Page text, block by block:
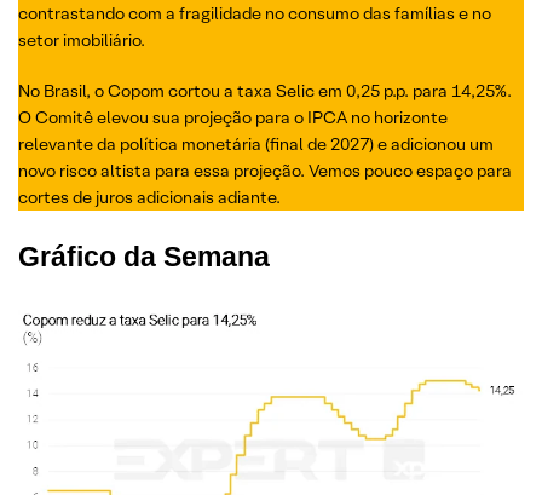
contrastando com a fragilidade no consumo das famílias e no
setor imobiliário.
No Brasil, o Copom cortou a taxa Selic em 0,25 p.p. para 14,25%.
O Comitê elevou sua projeção para o IPCA no horizonte
relevante da política monetária (final de 2027) e adicionou um
novo risco altista para essa projeção. Vemos pouco espaço para
cortes de juros adicionais adiante.
Gráfico da Semana